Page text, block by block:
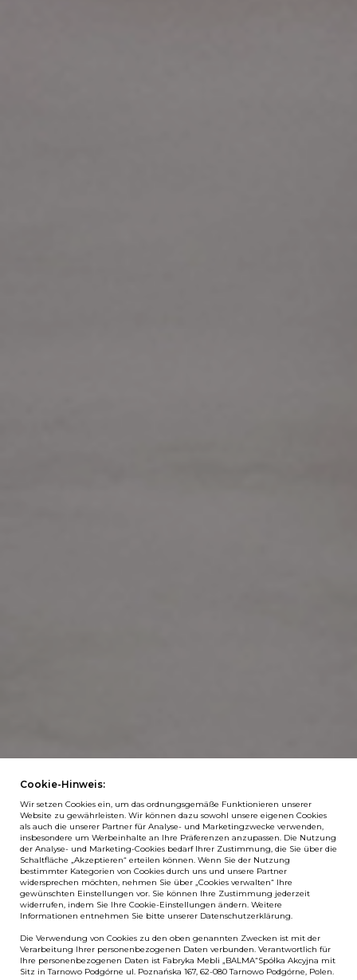
Cookie-Hinweis:
Wir setzen Cookies ein, um das ordnungsgemäße Funktionieren unserer
Website zu gewährleisten. Wir können dazu sowohl unsere eigenen Cookies
als auch die unserer Partner für Analyse- und Marketingzwecke verwenden,
insbesondere um Werbeinhalte an Ihre Präferenzen anzupassen. Die Nutzung
der Analyse- und Marketing-Cookies bedarf Ihrer Zustimmung, die Sie über die
Schaltfläche „Akzeptieren“ erteilen können. Wenn Sie der Nutzung
bestimmter Kategorien von Cookies durch uns und unsere Partner
widersprechen möchten, nehmen Sie über „Cookies verwalten“ Ihre
gewünschten Einstellungen vor. Sie können Ihre Zustimmung jederzeit
widerrufen, indem Sie Ihre Cookie-Einstellungen ändern. Weitere
Informationen entnehmen Sie bitte unserer Datenschutzerklärung.
Die Verwendung von Cookies zu den oben genannten Zwecken ist mit der
Verarbeitung Ihrer personenbezogenen Daten verbunden. Verantwortlich für
Ihre personenbezogenen Daten ist Fabryka Mebli „BALMA“Spółka Akcyjna mit
Sitz in Tarnowo Podgórne ul. Poznańska 167, 62-080 Tarnowo Podgórne, Polen.